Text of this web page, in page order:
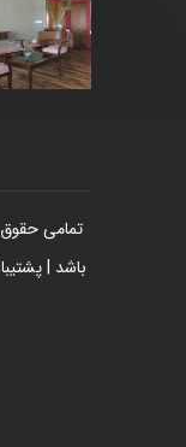
تمامی
باشد |